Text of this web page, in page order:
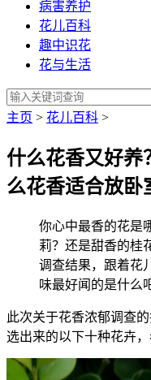
病害养护
花儿百科
趣中识花
花与生活
主页 > 花儿百科 >
什么花香又好养
么花香适合放卧
你心中最香的花是
莉？还是甜香的桂
调查结果，跟着花
味最好闻的是什么
此次关于花香浓郁调查
选出来的以下十种花卉